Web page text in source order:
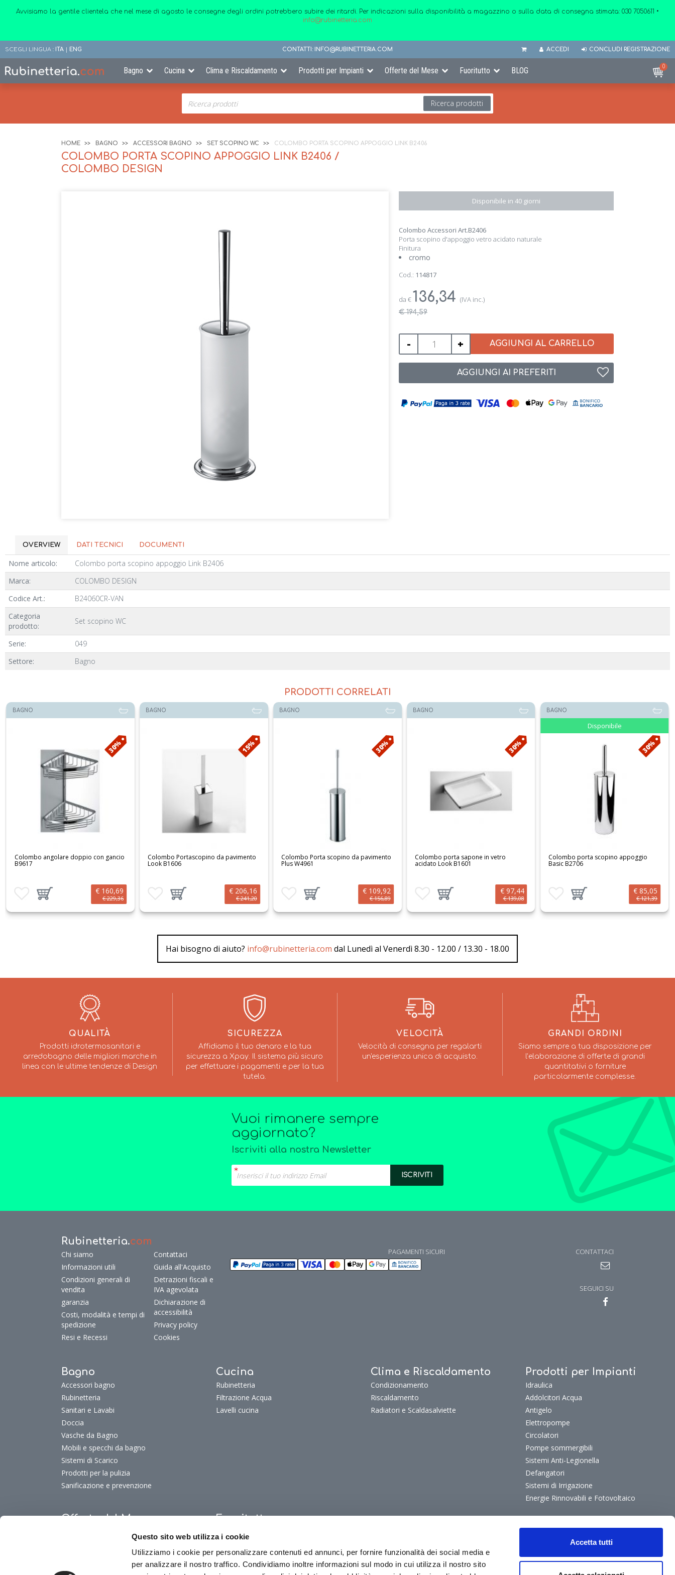
Questo sito web utilizza i cookie
Utilizziamo i cookie per personalizzare contenuti ed annunci, per fornire funzionalità dei social media e
per analizzare il nostro traffico. Condividiamo inoltre informazioni sul modo in cui utilizza il nostro sito
Accetta tutti
Avvisiamo la gentile clientela che nel mese di agosto le consegne degli ordini potrebbero subire dei ritardi. Per indicazioni sulla disponibilità a magazzino o sulla data di consegna stimata: 030 7050611 •
info@rubinetteria.com
SCEGLI LINGUA : ITA | ENG CONTATTI: INFO@RUBINETTERIA.COM ACCEDI CONCLUDI REGISTRAZIONE
Bagno Cucina Clima e Riscaldamento Prodotti per Impianti Offerte del Mese Fuoritutto BLOG 0
Ricerca prodotti
HOME BAGNO ACCESSORI BAGNO SET SCOPINO WC COLOMBO PORTA SCOPINO APPOGGIO LINK B2406
COLOMBO PORTA SCOPINO APPOGGIO LINK B2406 /
COLOMBO DESIGN
Disponibile in 40 giorni
Colombo Accessori Art.B2406
Porta scopino d'appoggio vetro acidato naturale
Finitura
cromo
Cod.: 114817
da €136,34 (IVA inc.)
€ 194,59
- + AGGIUNGI AL CARRELLO
AGGIUNGI AI PREFERITI
OVERVIEW DATI TECNICI DOCUMENTI
Nome articolo:
Colombo porta scopino appoggio Link B2406
Marca:
COLOMBO DESIGN
Codice Art.:
B24060CR-VAN
Categoria
prodotto:
Set scopino WC
Serie:
049
Settore:
Bagno
PRODOTTI CORRELATI
BAGNO
30%
Colombo angolare doppio con gancio
B9617
Aggiungi ai preferiti
Aggiungi prodotto al carrello
€ 160,69
€ 229,36
BAGNO
15%
Colombo Portascopino da pavimento
Look B1606
Aggiungi ai preferiti
Aggiungi prodotto al carrello
€ 206,16
€ 241,20
BAGNO
30%
Colombo Porta scopino da pavimento
Plus W4961
Aggiungi ai preferiti
Aggiungi prodotto al carrello
€ 109,92
€ 156,89
BAGNO
30%
Colombo porta sapone in vetro
acidato Look B1601
Aggiungi ai preferiti
Aggiungi prodotto al carrello
€ 97,44
€ 139,08
BAGNO
Disponibile
30%
Colombo porta scopino appoggio
Basic B2706
Aggiungi ai preferiti
Aggiungi prodotto al carrello
€ 85,05
€ 121,39
Hai bisogno di aiuto? info@rubinetteria.com dal Lunedì al Venerdì 8.30 - 12.00 / 13.30 - 18.00
QUALITÀ
Prodotti idrotermosanitari e
arredobagno delle migliori marche in
linea con le ultime tendenze di Design
SICUREZZA
Affidiamo il tuo denaro e la tua
sicurezza a Xpay. Il sistema più sicuro
per effettuare i pagamenti e per la tua
tutela.
VELOCITÀ
Velocità di consegna per regalarti
un'esperienza unica di acquisto.
GRANDI ORDINI
Siamo sempre a tua disposizione per
l’elaborazione di offerte di grandi
quantitativi o forniture
particolarmente complesse.
Vuoi rimanere sempre
aggiornato?
Iscriviti alla nostra Newsletter
Rubinetteria.com
Chi siamo
Informazioni utili
Condizioni generali di
vendita
garanzia
Costi, modalità e tempi di
spedizione
Resi e Recessi
Contattaci
Guida all'Acquisto
Detrazioni fiscali e
IVA agevolata
Dichiarazione di
accessibilità
Privacy policy
Cookies
PAGAMENTI SICURI CONTATTACI
SEGUICI SU
Bagno
Accessori bagno
Rubinetteria
Sanitari e Lavabi
Doccia
Vasche da Bagno
Mobili e specchi da bagno
Sistemi di Scarico
Prodotti per la pulizia
Sanificazione e prevenzione
Cucina
Rubinetteria
Filtrazione Acqua
Lavelli cucina
Clima e Riscaldamento
Condizionamento
Riscaldamento
Radiatori e Scaldasalviette
Prodotti per Impianti
Idraulica
Addolcitori Acqua
Antigelo
Elettropompe
Circolatori
Pompe sommergibili
Sistemi Anti-Legionella
Defangatori
Sistemi di Irrigazione
Energie Rinnovabili e Fotovoltaico
Offerte del Mese Fuoritutto
Fuoritutto
FuoriTutto Cucina
FuoriTutto Clima e riscaldamento